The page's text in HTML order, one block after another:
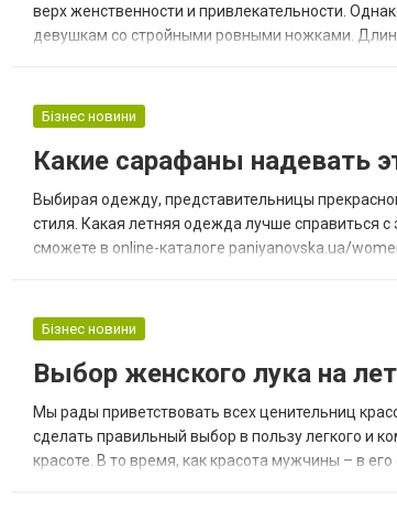
верх женственности и привлекательности.
девушкам со стройными ровными ножками.
Бізнес новини
Какие сарафаны надевать
Выбирая одежду, представительницы
стиля. Какая летняя одежда лучше справиться
сможете в online-каталоге paniyanovska.ua/
Бізнес новини
Выбор женского лука на
Мы рады приветствовать всех ценительниц
сделать правильный выбор в пользу легкого и
красоте. В то время, как красота мужчины – в